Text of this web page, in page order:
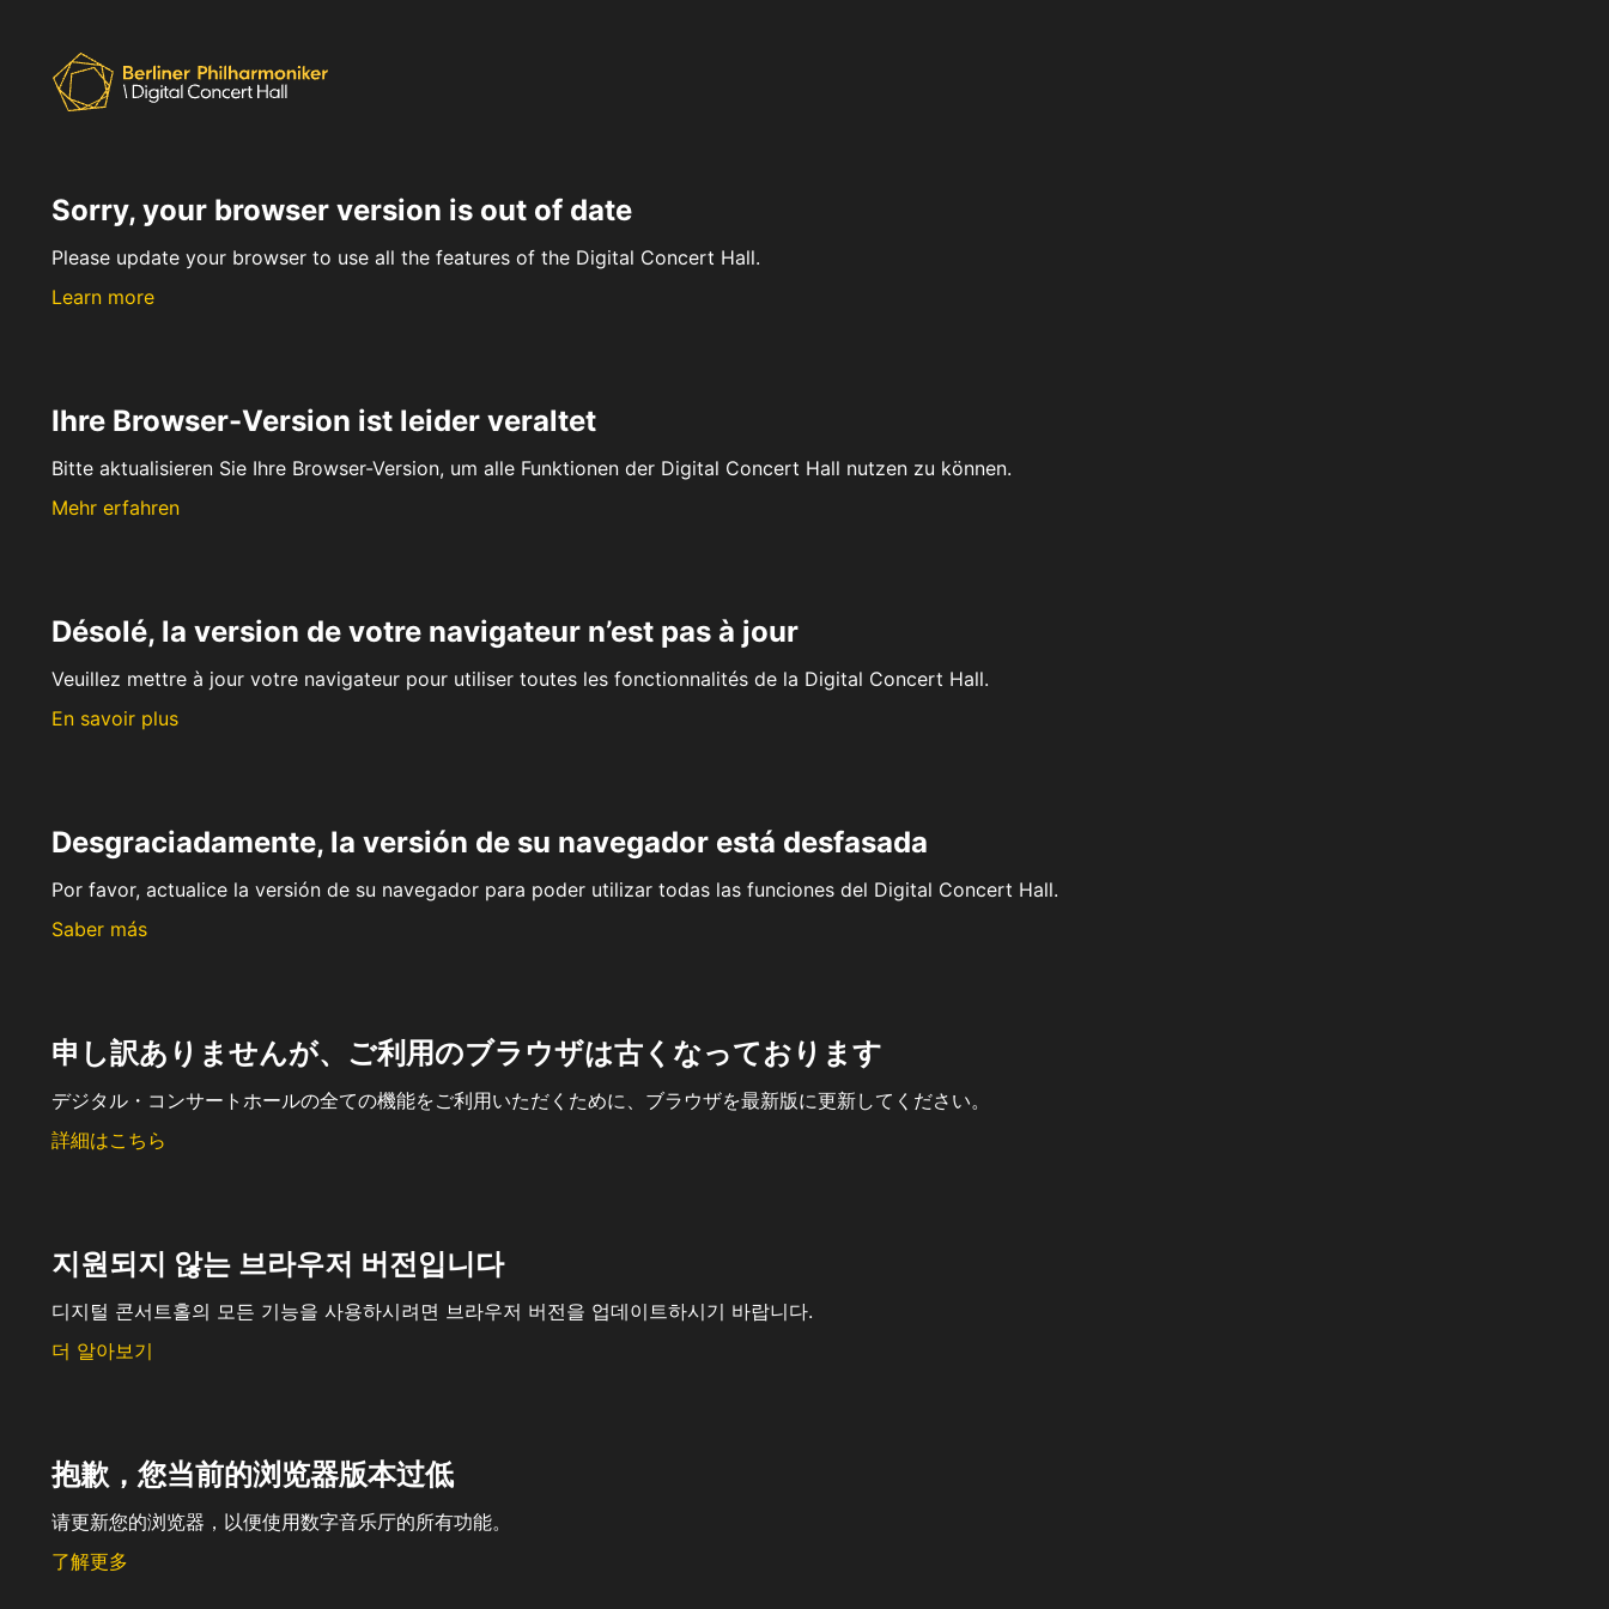
Sorry, your browser version is out of date
Please update your browser to use all the features of the Digital Concert Hall.
Learn more
Ihre Browser-Version ist leider veraltet
Bitte aktualisieren Sie Ihre Browser-Version, um alle Funktionen der Digital Concert Hall nutzen zu können.
Mehr erfahren
Désolé, la version de votre navigateur n’est pas à jour
Veuillez mettre à jour votre navigateur pour utiliser toutes les fonctionnalités de la Digital Concert Hall.
En savoir plus
Desgraciadamente, la versión de su navegador está desfasada
Por favor, actualice la versión de su navegador para poder utilizar todas las funciones del Digital Concert Hall.
Saber más
申し訳ありませんが、ご利用のブラウザは古くなっております
デジタル・コンサートホールの全ての機能をご利用いただくために、ブラウザを最新版に更新してください。
詳細はこちら
지원되지 않는 브라우저 버전입니다
디지털 콘서트홀의 모든 기능을 사용하시려면 브라우저 버전을 업데이트하시기 바랍니다.
더 알아보기
抱歉，您当前的浏览器版本过低
请更新您的浏览器，以便使用数字音乐厅的所有功能。
了解更多